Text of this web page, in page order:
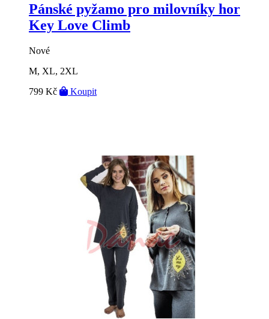
Pánské pyžamo pro milovníky hor
Key Love Climb
Nové
M, XL, 2XL
799 Kč
Koupit